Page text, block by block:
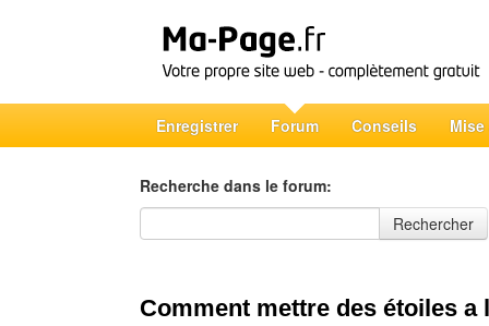
Enregistrer Forum Conseils Mise
Recherche dans le forum:
Recherche dans le forum
Rechercher
Comment mettre des étoiles a